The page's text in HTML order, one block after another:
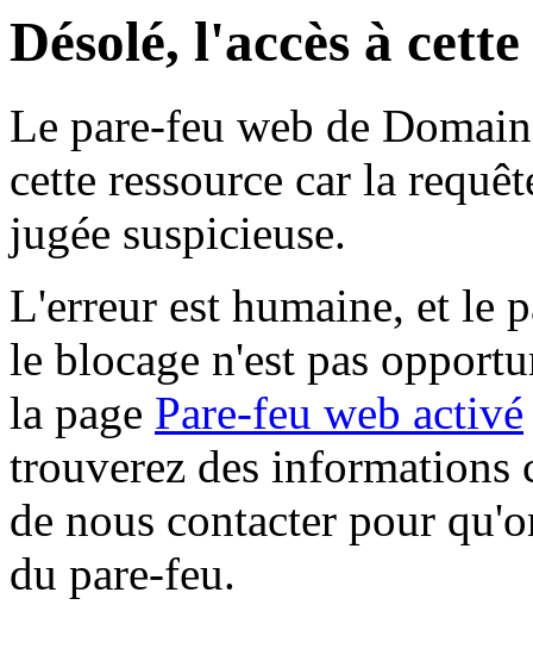
Désolé, l'accès à
Le pare-feu web de
cette ressource car la
jugée suspicieuse.
L'erreur est humaine, et le
le blocage n'est pas
la page Pare-feu web activé
trouverez des informations
de nous contacter pour
du pare-feu.